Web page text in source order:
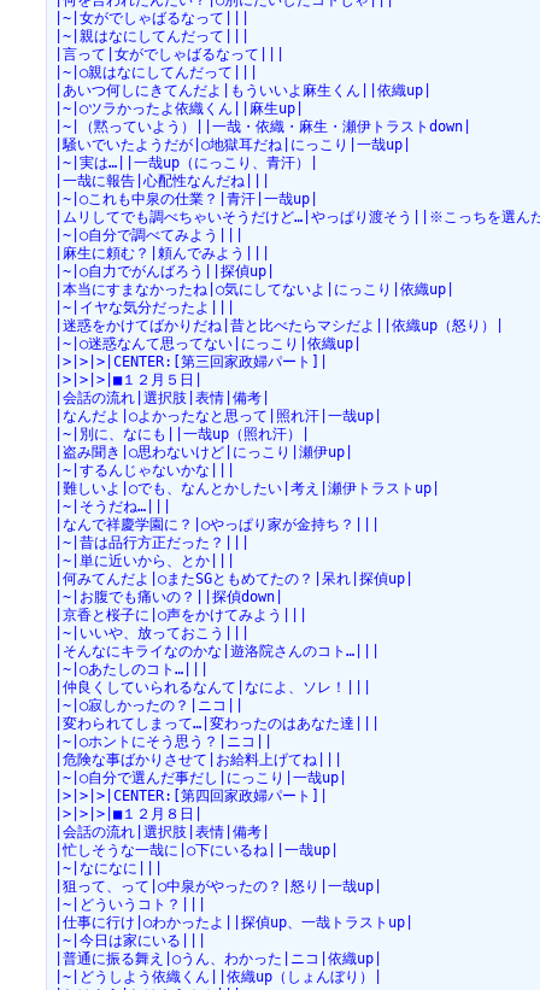
|~|女がでしゃばるなって|||
|~|親はなにしてんだって|||
|言って|女がでしゃばるなって|||
|~|○親はなにしてんだって|||
|あいつ何しにきてんだよ|もういいよ麻生くん||依織up|
|~|○ツラかったよ依織くん||麻生up|
|~|（黙っていよう）||一哉・依織・麻生・瀬伊トラストdown|
|騒いでいたようだが|○地獄耳だね|にっこり|一哉up|
|~|実は…||一哉up（にっこり、青汗）|
|一哉に報告|心配性なんだね|||
|~|○これも中泉の仕業？|青汗|一哉up|
|ムリしてでも調べちゃいそうだけど…|やっぱり渡そう||※こっちを選ん
|~|○自分で調べてみよう|||
|麻生に頼む？|頼んでみよう|||
|~|○自力でがんばろう||探偵up|
|本当にすまなかったね|○気にしてないよ|にっこり|依織up|
|~|イヤな気分だったよ|||
|迷惑をかけてばかりだね|昔と比べたらマシだよ||依織up（怒り）|
|~|○迷惑なんて思ってない|にっこり|依織up|
|>|>|>|CENTER:[第三回家政婦パート]|
|>|>|>|■１２月５日|
|会話の流れ|選択肢|表情|備考|
|なんだよ|○よかったなと思って|照れ汗|一哉up|
|~|別に、なにも||一哉up（照れ汗）|
|盗み聞き|○思わないけど|にっこり|瀬伊up|
|~|するんじゃないかな|||
|難しいよ|○でも、なんとかしたい|考え|瀬伊トラストup|
|~|そうだね…|||
|なんで祥慶学園に？|○やっぱり家が金持ち？|||
|~|昔は品行方正だった？|||
|~|単に近いから、とか|||
|何みてんだよ|○またSGともめてたの？|呆れ|探偵up|
|~|お腹でも痛いの？||探偵down|
|京香と桜子に|○声をかけてみよう|||
|~|いいや、放っておこう|||
|そんなにキライなのかな|遊洛院さんのコト…|||
|~|○あたしのコト…|||
|仲良くしていられるなんて|なによ、ソレ！|||
|~|○寂しかったの？|ニコ||
|変わられてしまって…|変わったのはあなた達|||
|~|○ホントにそう思う？|ニコ||
|危険な事ばかりさせて|お給料上げてね|||
|~|○自分で選んだ事だし|にっこり|一哉up|
|>|>|>|CENTER:[第四回家政婦パート]|
|>|>|>|■１２月８日|
|会話の流れ|選択肢|表情|備考|
|忙しそうな一哉に|○下にいるね||一哉up|
|~|なになに|||
|狙って、って|○中泉がやったの？|怒り|一哉up|
|~|どういうコト？|||
|仕事に行け|○わかったよ||探偵up、一哉トラストup|
|~|今日は家にいる|||
|普通に振る舞え|○うん、わかった|ニコ|依織up|
|~|どうしよう依織くん||依織up（しょんぼり）|